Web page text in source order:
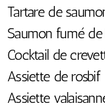
Tartare de
Saumon fumé
Cocktail de
Assiette de
Assiette